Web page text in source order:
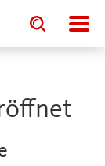
Toggle
search
input
Toggle
search
input